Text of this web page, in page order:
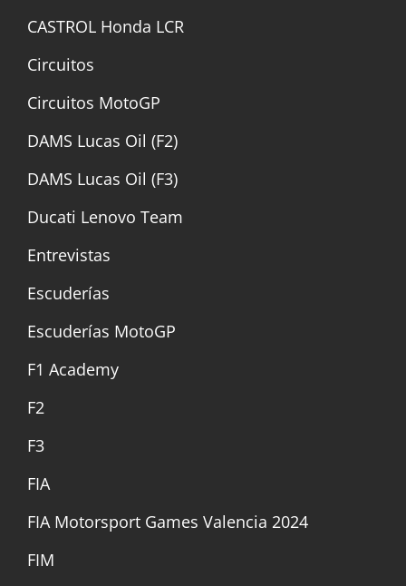
CASTROL Honda LCR
Circuitos
Circuitos MotoGP
DAMS Lucas Oil (F2)
DAMS Lucas Oil (F3)
Ducati Lenovo Team
Entrevistas
Escuderías
Escuderías MotoGP
F1 Academy
F2
F3
FIA
FIA Motorsport Games Valencia 2024
FIM